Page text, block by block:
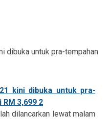
dilancarkan lewat malam